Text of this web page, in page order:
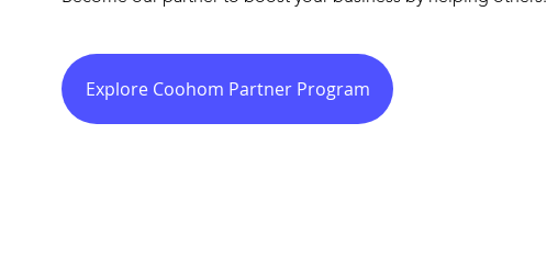
Explore Coohom Partner Program